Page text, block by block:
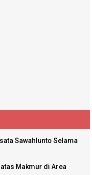
Sawahlunto Selama
Makmur di Area